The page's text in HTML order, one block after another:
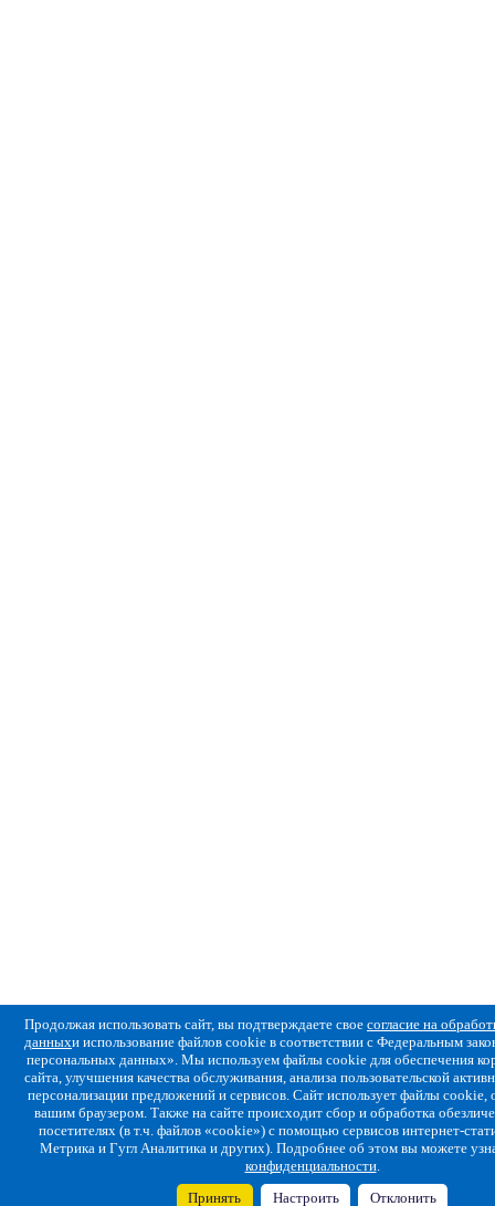
Продолжая использовать сайт, вы подтверждаете свое согласие на
данныхи использование файлов cookie в соответствии с Федеральным
персональных данных». Мы используем файлы cookie для обеспечения
сайта, улучшения качества обслуживания, анализа пользовательской
персонализации предложений и сервисов. Сайт использует файлы cookie,
вашим браузером. Также на сайте происходит сбор и обработка
посетителях (в т.ч. файлов «cookie») с помощью сервисов интернет-
Метрика и Гугл Аналитика и других). Подробнее об этом вы можете
конфиденциальности.
Принять Настроить Отклонить